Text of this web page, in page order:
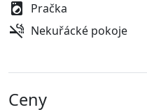
Pračka
Nekuřácké pokoje
Ceny